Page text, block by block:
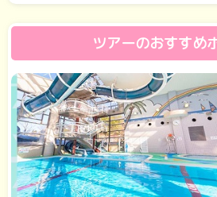
ツアーのおすすめ